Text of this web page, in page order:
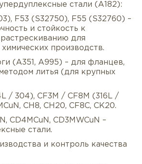
стали (A182):
F53 (S32750), F55 (S32760) –
и стойкость к
для
производств.
(A351, A995) – для фланцев,
литья (для крупных
/ 304), CF3M / CF8M (316L /
CH8, CH20, CF8C, CK20.
CD4MCuN, CD3MWCuN –
стали.
и контроль качества